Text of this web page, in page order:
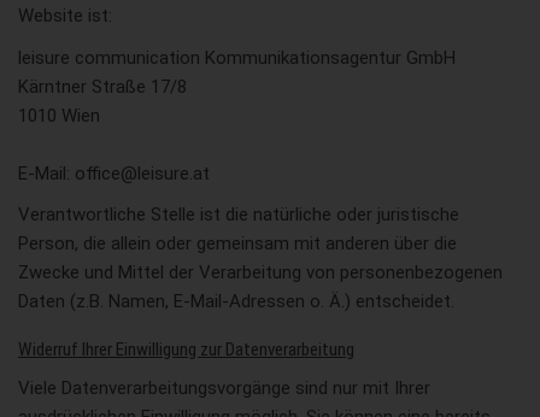
Website ist:
leisure communication Kommunikationsagentur GmbH
Kärntner Straße 17/8
1010 Wien
E-Mail: office@leisure.at
Verantwortliche Stelle ist die natürliche oder juristische
Person, die allein oder gemeinsam mit anderen über die
Zwecke und Mittel der Verarbeitung von personenbezogenen
Daten (z.B. Namen, E-Mail-Adressen o. Ä.) entscheidet.
Widerruf Ihrer Einwilligung zur Datenverarbeitung
Viele Datenverarbeitungsvorgänge sind nur mit Ihrer